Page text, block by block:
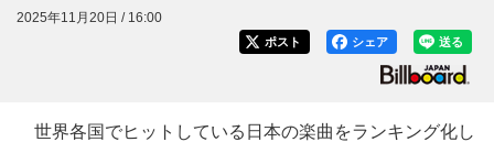
2025年11月20日 / 16:00
送る
シェア
ポスト
世界各国でヒットしている日本の楽曲をランキング化し